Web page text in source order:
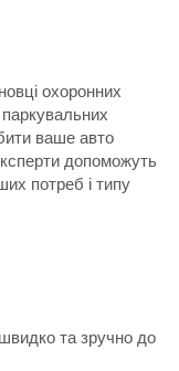
охоронних
паркувальних
ваше авто
допоможуть
потреб і типу
та зручно до